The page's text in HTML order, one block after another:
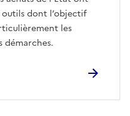
dont l’objectif
les
démarches.